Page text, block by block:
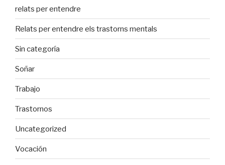
relats per entendre
Relats per entendre els trastorns mentals
Sin categoría
Soñar
Trabajo
Trastornos
Uncategorized
Vocación